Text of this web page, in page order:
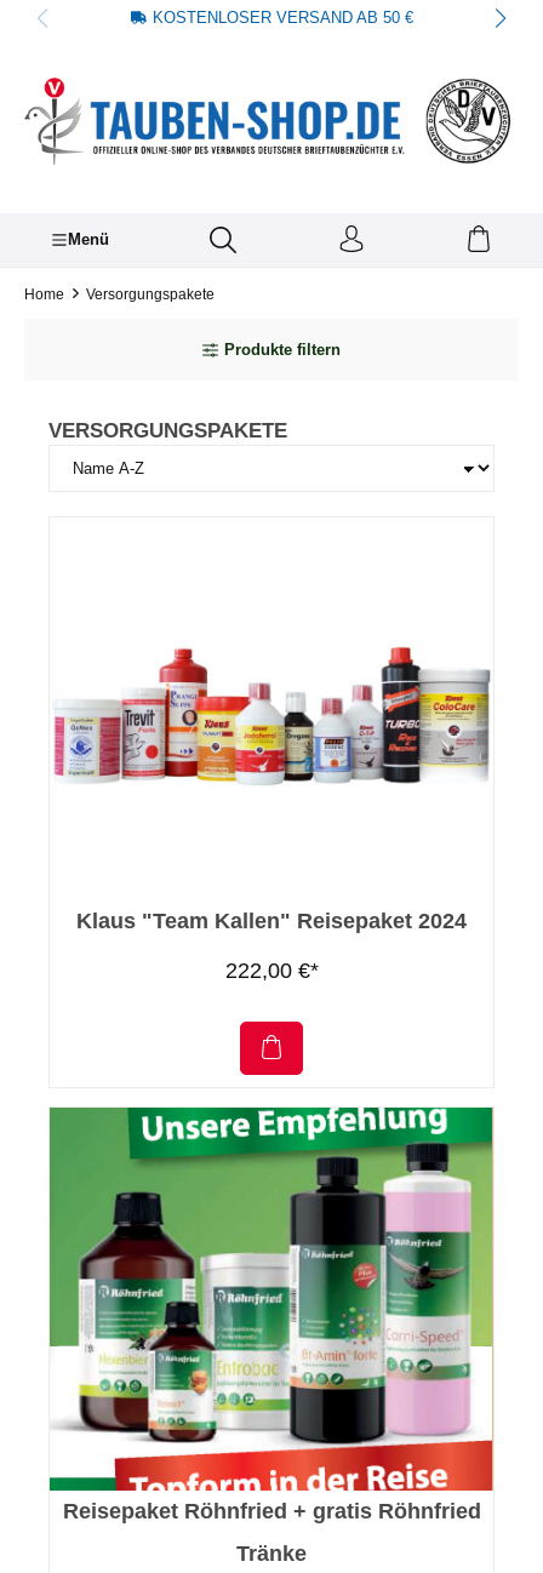
springen KOSTENLOSER VERSAND AB 50 €
Menü
Home Versorgungspakete
Produkte filtern
VERSORGUNGSPAKETE
Klaus "Team Kallen" Reisepaket 2024
222,00 €*
Reisepaket Röhnfried + gratis Röhnfried
Tränke